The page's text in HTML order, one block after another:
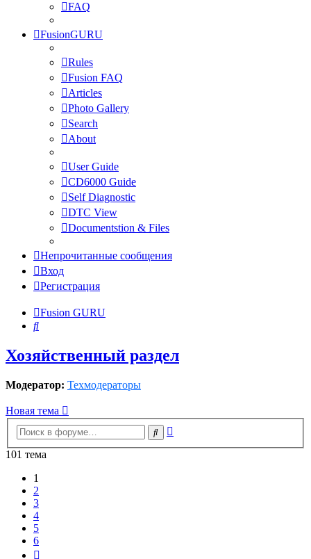
FAQ
FusionGURU
Rules
Fusion FAQ
Articles
Photo Gallery
Search
About
User Guide
CD6000 Guide
Self Diagnostic
DTC View
Documentstion & Files
Непрочитанные сообщения
Вход
Регистрация
Fusion GURU
Поиск
Хозяйственный раздел
Модератор: Техмодераторы
Новая тема
Поиск
101 тема
1
2
3
4
5
6